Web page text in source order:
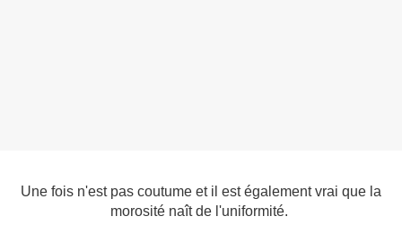
Une fois n'est pas coutume et il est également vrai que la
morosité naît de l'uniformité.